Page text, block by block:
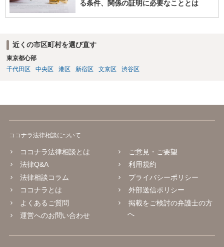
る条件、関係の証明に必要なこととは
近くの市区町村を選び直す
東京都心部
千代田区
中央区 港区 新宿区 文京区 渋谷区
ココナラ法律相談について
ココナラ法律相談とは
法律Q&A
法律相談コラム
ココナラとは
よくあるご質問
運営へのお問い合わせ
ご意見・ご要望
利用規約
プライバシーポリシー
外部送信ポリシー
掲載をご検討の弁護士の方
へ